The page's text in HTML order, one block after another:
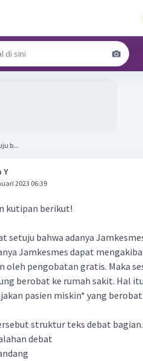
setuju b...
Y
2023 06:39
kutipan berikut!
setuju bahwa adanya
Jamkesmes dapat
oleh pengobatan gratis. Maka
berobat ke rumah sakit. Hal
pasien miskin* yang
struktur teks debat
debat